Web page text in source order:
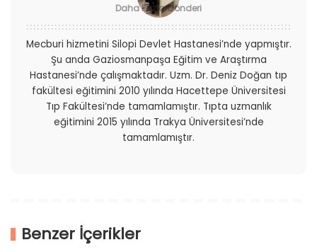
Daha Fazla Gönderi
Mecburi hizmetini Silopi Devlet Hastanesi’nde yapmıştır.
Şu anda Gaziosmanpaşa Eğitim ve Araştırma
Hastanesi’nde çalışmaktadır. Uzm. Dr. Deniz Doğan tıp
fakültesi eğitimini 2010 yılında Hacettepe Üniversitesi
Tıp Fakültesi’nde tamamlamıştır. Tıpta uzmanlık
eğitimini 2015 yılında Trakya Üniversitesi’nde
tamamlamıştır.
Benzer İçerikler